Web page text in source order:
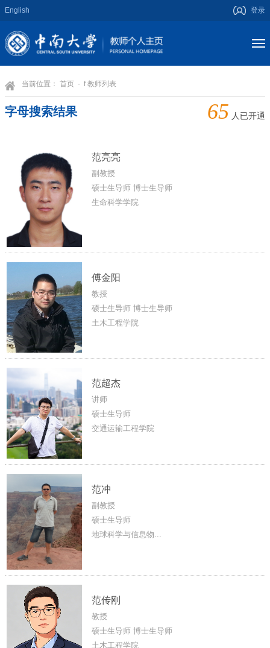
English 登录
当前位置： 首页 - f 教师列表
字母搜索结果 65 人已开通
范亮亮
副教授
硕士生导师 博士生导师
生命科学学院
傅金阳
教授
硕士生导师 博士生导师
土木工程学院
范超杰
讲师
硕士生导师
交通运输工程学院
范冲
副教授
硕士生导师
地球科学与信息物...
范传刚
教授
硕士生导师 博士生导师
土木工程学院